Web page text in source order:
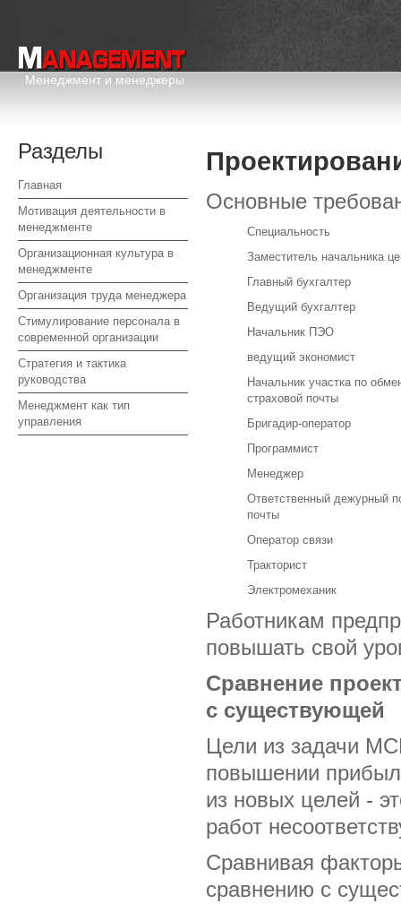
Менеджмент и менеджеры
Разделы
Главная
Мотивация деятельности в
менеджменте
Организационная культура в
менеджменте
Организация труда менеджера
Стимулирование персонала в
современной организации
Стратегия и тактика
руководства
Менеджмент как тип
управления
Основные
Специальность
Заместитель начальника
Главный бухгалтер
Ведущий бухгалтер
Начальник ПЭО
ведущий экономист
Начальник участка по
страховой почты
Бригадир-оператор
Программист
Менеджер
Ответственный дежурный
почты
Оператор связи
Тракторист
Электромеханик
Работникам
повышать свой
Сравнение
с существующей
Цели из задачи
повышении
из новых целей -
работ
Сравнивая
сравнению с